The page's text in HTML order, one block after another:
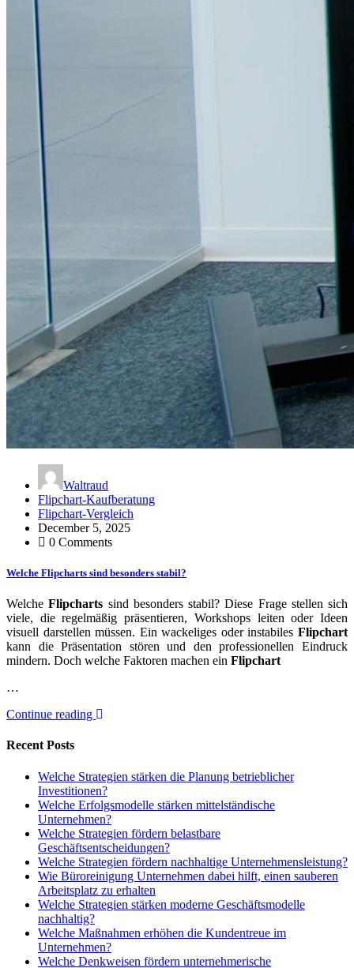
Waltraud
Flipchart-Kaufberatung
Flipchart-Vergleich
December 5, 2025
0 Comments
Welche Flipcharts sind besonders stabil?
WelcheFlipcharts sind besonders stabil? Diese Frage stellen sich
viele, die regelmäßig präsentieren, Workshops leiten oder Ideen
visuell darstellen müssen. Ein wackeliges oder instabiles Flipchart
kann die Präsentation stören und den professionellen Eindruck
mindern. Doch welche Faktoren machen ein Flipchart
…
Continue reading
Recent Posts
Welche Strategien stärken die Planung betrieblicher
Investitionen?
Welche Erfolgsmodelle stärken mittelständische
Unternehmen?
Welche Strategien fördern belastbare
Geschäftsentscheidungen?
Welche Strategien fördern nachhaltige Unternehmensleistung?
Wie Büroreinigung Unternehmen dabei hilft, einen sauberen
Arbeitsplatz zu erhalten
Welche Strategien stärken moderne Geschäftsmodelle
nachhaltig?
Welche Maßnahmen erhöhen die Kundentreue im
Unternehmen?
Welche Denkweisen fördern unternehmerische